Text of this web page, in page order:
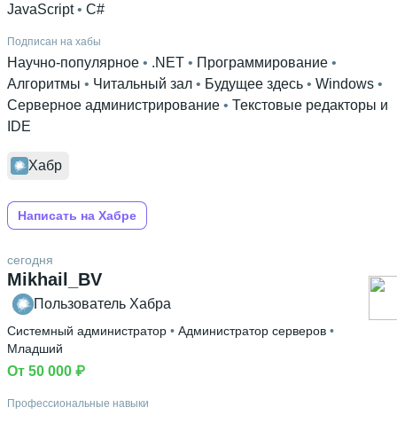
JavaScript • C#
Подписан на хабы
Научно-популярное • .NET • Программирование
Алгоритмы • Читальный зал • Будущее здесь • Windows
Серверное администрирование • Текстовые редакторы и
IDE
Хабр
Написать на Хабре
Mikhail_BV
сегодня
Пользователь Хабра
Системный администратор • Администратор серверов
Младший
От 50 000 ₽
Профессиональные навыки